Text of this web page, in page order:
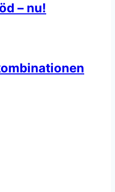
– nu!